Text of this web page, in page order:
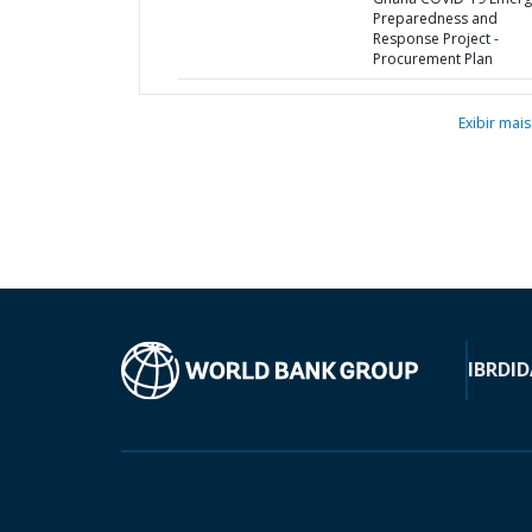
Preparedness and
Response Project -
Procurement Plan
Exibir mais
IBRD